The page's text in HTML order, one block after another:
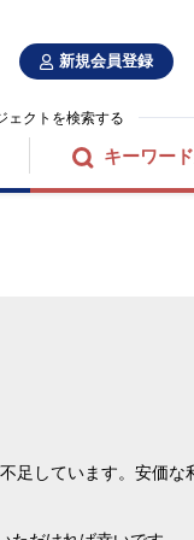
新規会員登録
ェクトを検索する
キーワー
足しています。安価な